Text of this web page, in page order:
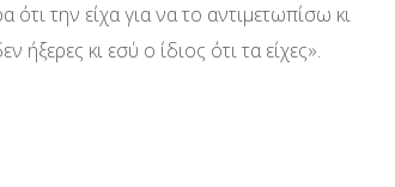
την είχα για να το αντιμετωπίσω κι
ήξερες κι εσύ ο ίδιος ότι τα είχες».